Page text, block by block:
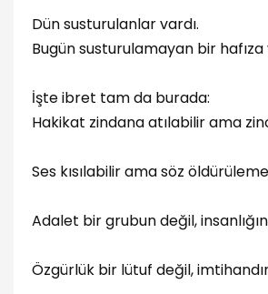
Dün susturulanlar vardı.
Bugün susturulamayan bir hafıza
İşte ibret tam da burada:
Hakikat zindana atılabilir ama
Ses kısılabilir ama söz
Adalet bir grubun değil, insanlığın
Özgürlük bir lütuf değil,